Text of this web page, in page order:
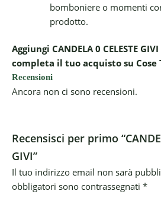
bomboniere o momenti
prodotto.
Aggiungi CANDELA 0 CELESTE
completa il tuo acquisto su Cose
Recensioni
Ancora non ci sono recensioni.
Recensisci per primo
GIVI”
Il tuo indirizzo email non sarà
obbligatori sono contrassegnati *